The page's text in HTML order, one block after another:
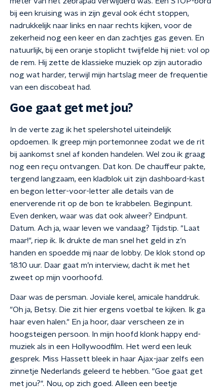
bij een kruising was in zijn geval ook écht stoppen,
nadrukkelijk naar links en naar rechts kijken, voor de
zekerheid nog een keer en dan zachtjes gas geven. En
natuurlijk, bij een oranje stoplicht twijfelde hij niet: vol op
de rem. Hij zette de klassieke muziek op zijn autoradio
nog wat harder, terwijl mijn hartslag meer de frequentie
van een discobeat had.
Goe gaat get met jou?
In de verte zag ik het spelershotel uiteindelijk
opdoemen. Ik greep mijn portemonnee zodat we de rit
bij aankomst snel af konden handelen. Wel zou ik graag
nog een reçu ontvangen. Dat kon. De chauffeur pakte,
tergend langzaam, een kladblok uit zijn dashboard-kast
en begon letter-voor-letter alle details van de
enerverende rit op de bon te krabbelen. Beginpunt.
Even denken, waar was dat ook alweer? Eindpunt.
Datum. Ach ja, waar leven we vandaag? Tijdstip. "Laat
maar!", riep ik. Ik drukte de man snel het geld in z’n
handen en spoedde mij naar de lobby. De klok stond op
18.10 uur. Daar gaat m’n interview, dacht ik met het
zweet op mijn voorhoofd.
Daar was de persman. Joviale kerel, amicale handdruk.
"Oh ja, Betsy. Die zit hier ergens voetbal te kijken. Ik ga
haar even halen." En ja hoor, daar verscheen ze in
hoogsteigen persoon. In mijn hoofd klonk happy end-
muziek als in een Hollywoodfilm. Het werd een leuk
gesprek. Miss Hassett bleek in haar Ajax-jaar zelfs een
zinnetje Nederlands geleerd te hebben. "Goe gaat get
met jou?". Nou, op zich goed. Alleen een beetje